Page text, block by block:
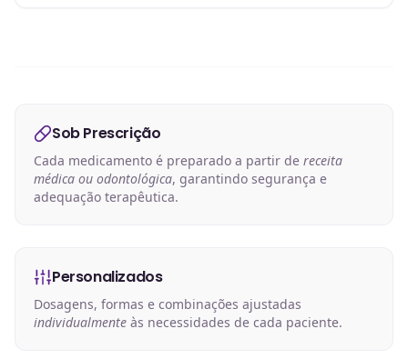
Sob Prescrição
Cada medicamento é preparado a partir de receita
médica ou odontológica, garantindo segurança e
adequação terapêutica.
Personalizados
Dosagens, formas e combinações ajustadas
individualmente às necessidades de cada paciente.